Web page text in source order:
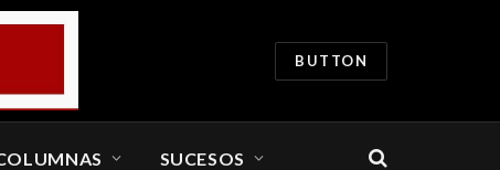
BUTTON
SUCESOS